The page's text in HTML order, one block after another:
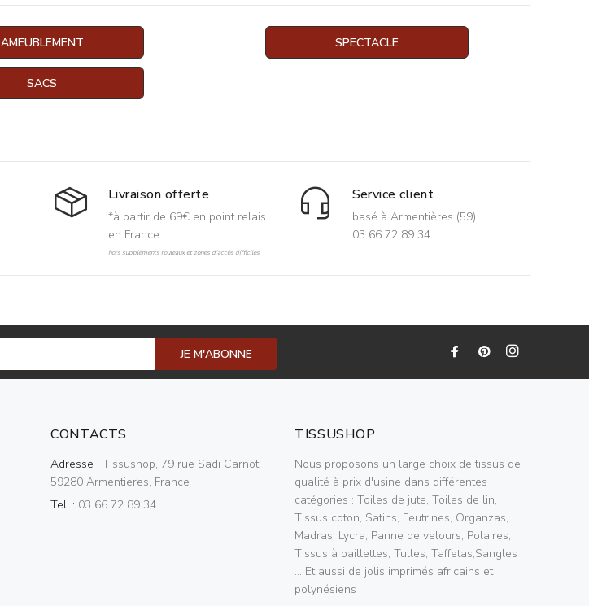
AMEUBLEMENT SPECTACLE
SACS
Livraison offerte
*à partir de 69€ en point relais
en France
hors suppléments rouleaux et zones d'accès difficiles
Service client
basé à Armentières (59)
03 66 72 89 34
JE M'ABONNE
CONTACTS
Adresse : Tissushop, 79 rue Sadi Carnot,
59280 Armentieres, France
Tel. : 03 66 72 89 34
TISSUSHOP
Nous proposons un large choix de tissus de
qualité à prix d'usine dans différentes
catégories : Toiles de jute, Toiles de lin,
Tissus coton, Satins, Feutrines, Organzas,
Madras, Lycra, Panne de velours, Polaires,
Tissus à paillettes, Tulles, Taffetas,Sangles
... Et aussi de jolis imprimés africains et
polynésiens